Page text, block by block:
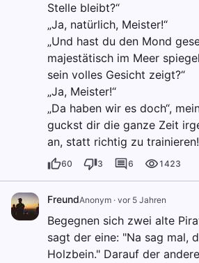
Stelle bleibt?“
„Ja, natürlich, Meister!“
„Und hast du den Mond
majestätisch im Meer
sein volles Gesicht zeigt?“
„Ja, Meister!“
„Da haben wir es doch“,
guckst dir die ganze Zeit
an, statt richtig zu
60 3 6 1423
FreundAnonym · vor 5 Jahren
Begegnen sich zwei alte
sagt der eine: "Na sag mal,
Holzbein." Darauf der